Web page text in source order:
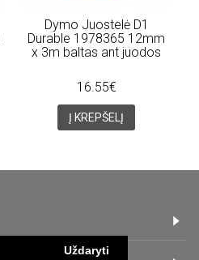
Uždaryti
Dymo Juostelė D1
Durable 1978365 12mm
x 3m baltas ant juodos
16.55€
Į KREPŠELĮ